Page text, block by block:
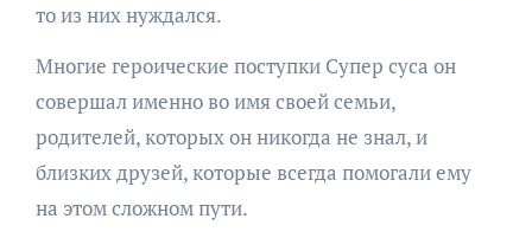
то из них нуждался.
Многие героические поступки Супер суса он
совершал именно во имя своей семьи,
родителей, которых он никогда не знал, и
близких друзей, которые всегда помогали ему
на этом сложном пути.